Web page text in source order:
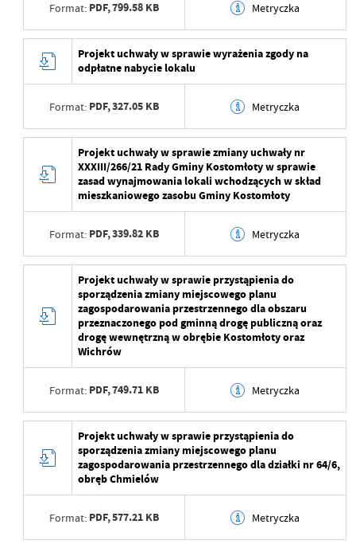
Ostatnio zaktualizował Beata Mamczarz
Data opublikowania 2025-06-26 14:39:11
Opublikował Beata Mamczarz
Data ostatniej
aktualizacji
Ostatnio zaktualizował Beata Mamczarz
Format: PDF,799.58 KB Metryczka
Wytworzył
Data opublikowania 2025-06-26 14:38:52
Opublikował Beata Mamczarz
Data ostatniej
aktualizacji
2025-06-26 12:38:52
Ostatnio zaktualizował Beata Mamczarz
Projekt uchwały w sprawie wyrażenia zgody na
odpłatne nabycie lokalu
Format: PDF,327.05 KB Metryczka
Wytworzył Beata Mamczarz
2025-06-26 14:38:28
Opublikował Beata Mamczarz
Data ostatniej
aktualizacji
2025-06-26 12:40:08
Ostatnio zaktualizował Beata Mamczarz
Projekt uchwały w sprawie zmiany uchwały nr
XXXIII/266/21 Rady Gminy Kostomłoty w sprawie
zasad wynajmowania lokali wchodzących w skład
mieszkaniowego zasobu Gminy Kostomłoty
Format: PDF,339.82 KB Metryczka
Wytworzył Beata Mamczarz
Data opublikowania 2025-06-26 14:38:13
Opublikował Beata Mamczarz
Data ostatniej
aktualizacji
2025-06-26 12:38:13
Ostatnio zaktualizował Beata Mamczarz
Projekt uchwały w sprawie przystąpienia do
sporządzenia zmiany miejscowego planu
zagospodarowania przestrzennego dla obszaru
przeznaczonego pod gminną drogę publiczną oraz
drogę wewnętrzną w obrębie Kostomłoty oraz
Wichrów
Format: PDF,749.71 KB Metryczka
Wytworzył Beata Mamczarz
Data opublikowania
Opublikował Beata Mamczarz
Projekt uchwały w sprawie przystąpienia do
sporządzenia zmiany miejscowego planu
zagospodarowania przestrzennego dla działki nr 64/6,
obręb Chmielów
Format: PDF,577.21 KB Metryczka